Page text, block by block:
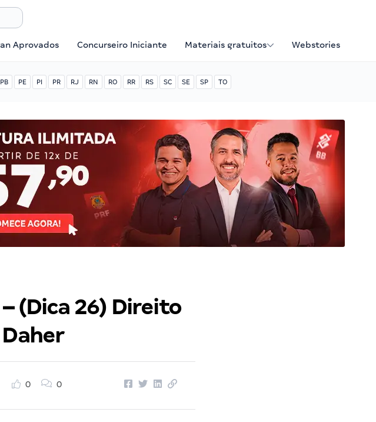
Aprovados Concurseiro Iniciante Materiais gratuitos Webstories
PB PE PI PR RJ RN RO RR RS SC SE SP TO
(Dica 26) Direito
0 0